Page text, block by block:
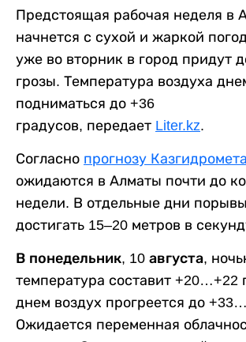
Предстоящая рабочая неделя в
начнется с сухой и жаркой
уже во вторник в город придут
грозы. Температура воздуха
подниматься до +36
градусов, передает Liter.kz.
Согласно прогнозу Казгидромета
ожидаются в Алматы почти до
недели. В отдельные дни
достигать 15–20 метров в
В понедельник, 10 августа,
температура составит +20…+22
днем воздух прогреется до
Ожидается переменная